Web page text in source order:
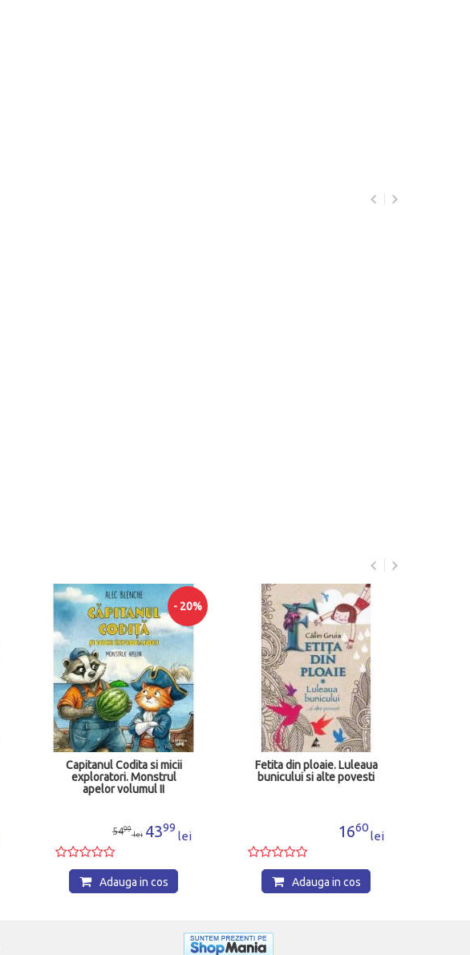
- 20%
Capitanul Codita si micii
exploratori. Monstrul
apelor volumul II
5499
lei 4399
lei
Adauga in cos
Fetita din ploaie. Luleaua
bunicului si alte povesti
1660
lei
Adauga in cos